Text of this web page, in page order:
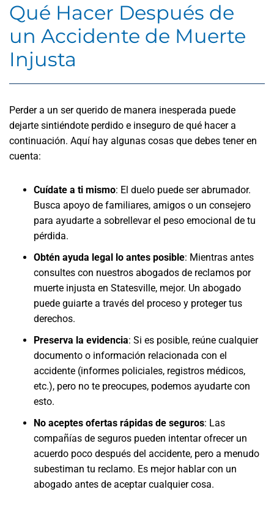
Qué Hacer Después de
un Accidente de Muerte
Injusta
Perder a un ser querido de manera inesperada puede
dejarte sintiéndote perdido e inseguro de qué hacer a
continuación. Aquí hay algunas cosas que debes tener en
cuenta:
Cuídate a ti mismo: El duelo puede ser abrumador.
Busca apoyo de familiares, amigos o un consejero
para ayudarte a sobrellevar el peso emocional de tu
pérdida.
Obtén ayuda legal lo antes posible: Mientras antes
consultes con nuestros abogados de reclamos por
muerte injusta en Statesville, mejor. Un abogado
puede guiarte a través del proceso y proteger tus
derechos.
Preserva la evidencia: Si es posible, reúne cualquier
documento o información relacionada con el
accidente (informes policiales, registros médicos,
etc.), pero no te preocupes, podemos ayudarte con
esto.
No aceptes ofertas rápidas de seguros: Las
compañías de seguros pueden intentar ofrecer un
acuerdo poco después del accidente, pero a menudo
subestiman tu reclamo. Es mejor hablar con un
abogado antes de aceptar cualquier cosa.